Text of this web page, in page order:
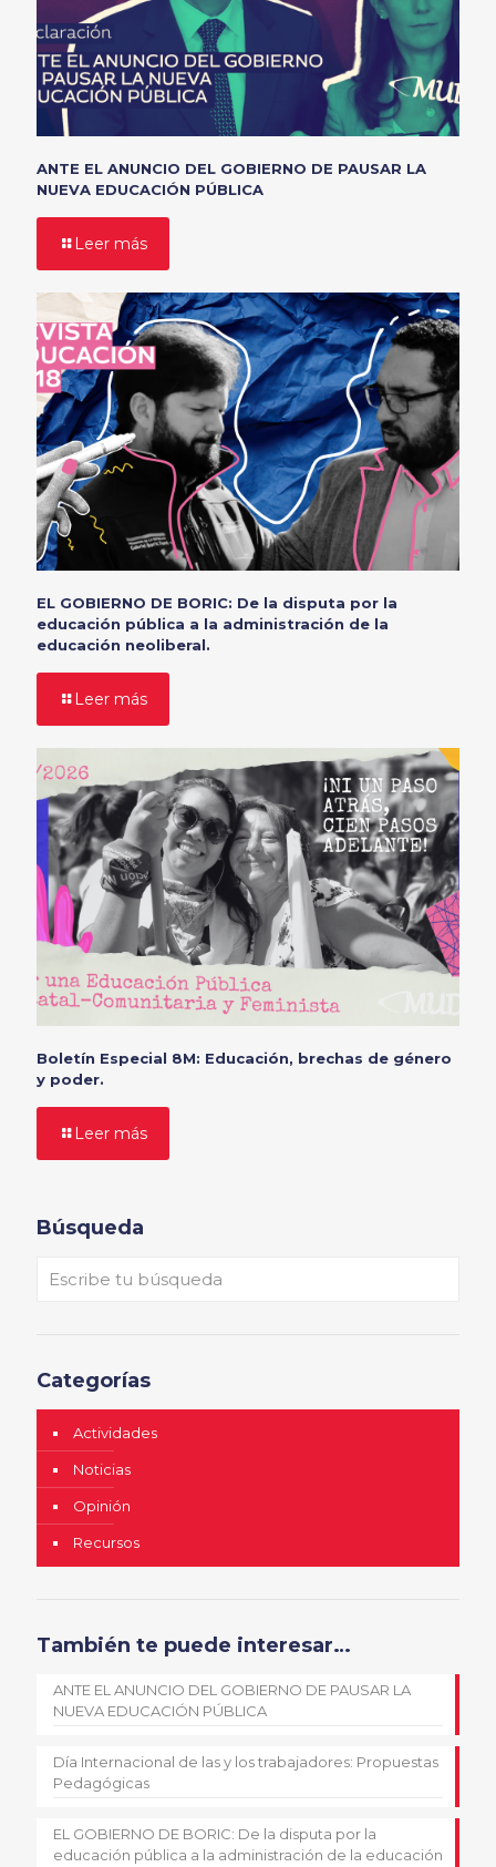
ANTE EL ANUNCIO DEL GOBIERNO DE PAUSAR LA
NUEVA EDUCACIÓN PÚBLICA
Leer más
EL GOBIERNO DE BORIC: De la disputa por la
educación pública a la administración de la
educación neoliberal.
Leer más
Boletín Especial 8M: Educación, brechas de género
y poder.
Leer más
Búsqueda
Categorías
Actividades
Noticias
Opinión
Recursos
También te puede interesar…
ANTE EL ANUNCIO DEL GOBIERNO DE PAUSAR LA
NUEVA EDUCACIÓN PÚBLICA
Día Internacional de las y los trabajadores: Propuestas
Pedagógicas
EL GOBIERNO DE BORIC: De la disputa por la
educación pública a la administración de la educación